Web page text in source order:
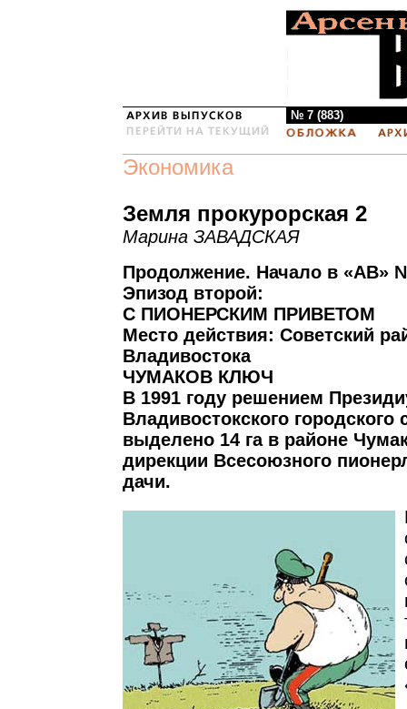
№ 7 (883)
Экономика
Земля прокурорская 2
Марина ЗАВАДСКАЯ
Продолжение. Начало в «АВ»
Эпизод второй:
С ПИОНЕРСКИМ ПРИВЕТОМ
Место действия: Советский
Владивостока
ЧУМАКОВ КЛЮЧ
В 1991 году решением
Владивостокского городского
выделено 14 га в районе
дирекции Всесоюзного
дачи.